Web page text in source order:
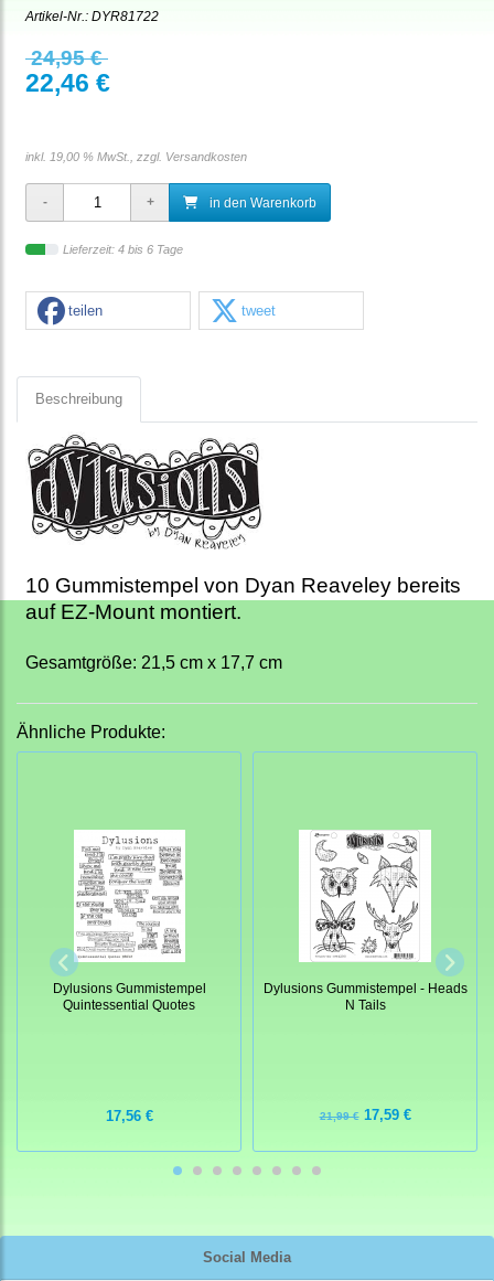
Social Media
Artikel-Nr.: DYR81722
24,95 €
22,46 €
inkl. 19,00 % MwSt., zzgl. Versandkosten
in den Warenkorb
Lieferzeit: 4 bis 6 Tage
teilen tweet
Beschreibung
10 Gummistempel von Dyan Reaveley bereits
auf EZ-Mount montiert.
Gesamtgröße: 21,5 cm x 17,7 cm
Ähnliche Produkte:
Dylusions Gummistempel
Quintessential Quotes
17,56 €
Dylusions Gummistempel - Heads
N Tails
21,99 €17,59 €